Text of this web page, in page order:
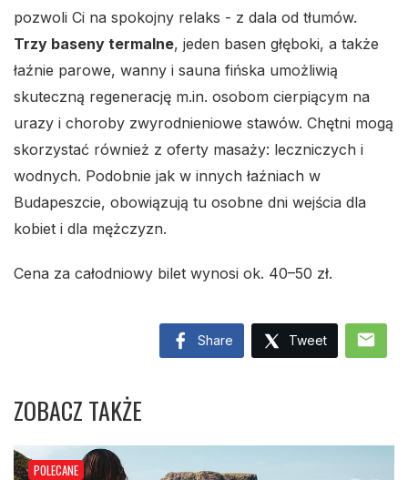
pozwoli Ci na spokojny relaks - z dala od tłumów.
Trzy baseny termalne, jeden basen głęboki, a także
łaźnie parowe, wanny i sauna fińska umożliwią
skuteczną regenerację m.in. osobom cierpiącym na
urazy i choroby zwyrodnieniowe stawów. Chętni mogą
skorzystać również z oferty masaży: leczniczych i
wodnych. Podobnie jak w innych łaźniach w
Budapeszcie, obowiązują tu osobne dni wejścia dla
kobiet i dla mężczyzn.
Cena za całodniowy bilet wynosi ok. 40–50 zł.
Share Tweet mail
ZOBACZ TAKŻE
POLECANE